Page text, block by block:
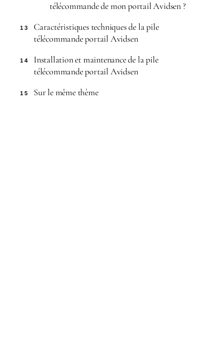
télécommande de mon portail Avidsen ?
13
Caractéristiques techniques de la pile
télécommande portail Avidsen
14
Installation et maintenance de la pile
télécommande portail Avidsen
15 Sur le même thème